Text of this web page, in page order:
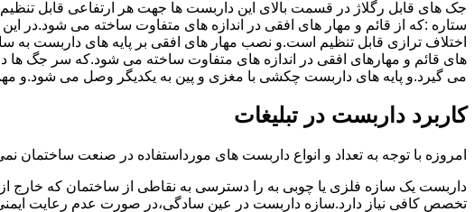
ستاره :که از قائم و مهار های افقی در اندازه های متفاوت ساخته می شود.در
اختلاف ترازی قابل تنظیم است.و نصب مهار های افقی بر پایه های داربست
های قائم و مهارهای افقی در اندازه های متفاوت ساخته می شود.که سر جگ ها
می گیرد.و پایه های داربست چکشی با مغزی و پین به یکدیگر وصل می شود.و
کاربرد داربست در تبلیغات
امروزه با توجه به تعداد و انواع داربست های مورداستفاده در صنعت ساختمان
داربست یک سازه فلزی یا چوبی به را دسترسی به نقاطی از ساختمان که خارج
تخصص کافی نیاز دارد.سازه داربست در عین سادگی،در صورت عدم رعایت